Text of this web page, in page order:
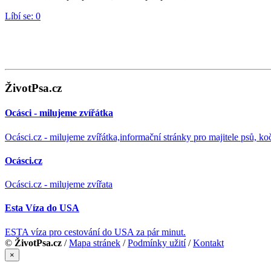
Líbí se: 0
ŽivotPsa.cz
Ocásci - milujeme zvířátka
Ocásci.cz - milujeme zvířátka,informační stránky pro majitele psů,
Ocásci.cz
Ocásci.cz - milujeme zvířata
Esta Víza do USA
ESTA víza pro cestování do USA za pár minut.
© ŽivotPsa.cz /Mapa stránek /Podmínky užití/Kontakt
×